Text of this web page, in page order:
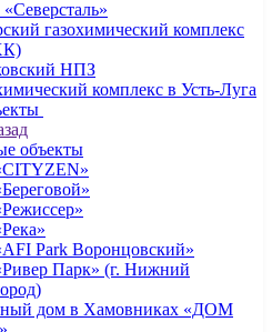
газохимический комплекс
НПЗ
комплекс в Усть-Луга
объекты
Park Воронцовский»
Парк» (г. Нижний
дом в Хамовниках «ДОМ